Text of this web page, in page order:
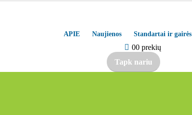
APIE Naujienos Standartai ir gairės
00 prekių
Tapk nariu